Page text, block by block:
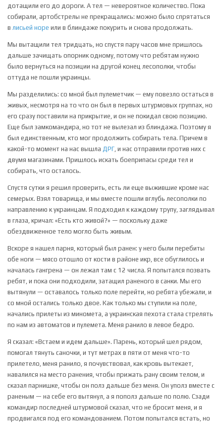
дотащили его до дороги. А тел — невероятное количество. Пока
собирали, артобстрелы не прекращались: можно было спрятаться
в лисьей норе или в блиндаже покурить и снова продолжать.
Мы вытащили тел тридцать, но спустя пару часов мне пришлось
дальше зачищать опорник одному, потому что ребятам нужно
было вернуться на позиции на другой конец лесополки, чтобы
оттуда не пошли украинцы.
Мы разделились: со мной был пулеметчик — ему повезло остаться в
живых, несмотря на то что он был в первых штурмовых группах, но
его сразу поставили на прикрытие, и он не покидал свою позицию.
Еще был замкомандира, но тот не вылезал из блиндажа. Поэтому я
был единственным, кто мог продолжить собирать тела. Причем в
какой-то момент на нас вышла ДРГ, и нас отправили против них с
двумя магазинами. Пришлось искать боеприпасы среди тел и
собирать, что осталось.
Спустя сутки я решил проверить, есть ли еще выжившие кроме нас
семерых. Взял товарища, и мы вместе пошли вглубь лесополки по
направлению к украинцам. Я подходил к каждому трупу, заглядывал
в глаза, кричал: «Есть кто живой?» — поскольку даже
обездвиженное тело могло быть живым.
Вскоре я нашел парня, который был ранен: у него были перебиты
обе ноги — мясо отошло от кости в районе икр, все обуглилось и
началась гангрена — он лежал там с 12 числа. Я попытался позвать
ребят, и пока они подходили, затащил раненого в санки. Мы его
вытянули — оставалось только поле перейти, но ребята убежали, и
со мной остались только двое. Как только мы ступили на поле,
начались прилеты из миномета, а украинская пехота стала стрелять
по нам из автоматов и пулемета. Меня ранило в левое бедро.
Я сказал: «Встаем и идем дальше». Парень, который шел рядом,
помогал тянуть саночки, и тут метрах в пяти от меня что-то
прилетело, меня ранило, я почувствовал, как кровь вытекает,
навалился на место ранения, чтобы прижать рану своим телом, и
сказал парнишке, чтобы он полз дальше без меня. Он уполз вместе с
раненым — на себе его вытянул, а я пополз дальше по полю. Сзади
командир последней штурмовой сказал, что не бросит меня, и я
продвигался под его командованием. Потом попытался встать, но